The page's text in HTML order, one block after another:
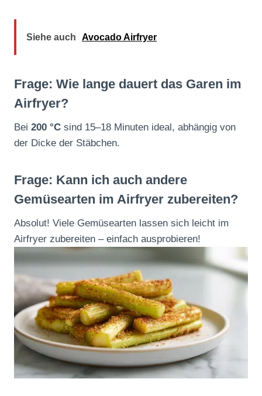
Siehe auch Avocado Airfryer
Frage: Wie lange dauert das Garen im
Airfryer?
Bei 200 °C sind 15–18 Minuten ideal, abhängig von
der Dicke der Stäbchen.
Frage: Kann ich auch andere
Gemüsearten im Airfryer zubereiten?
Absolut! Viele Gemüsearten lassen sich leicht im
Airfryer zubereiten – einfach ausprobieren!